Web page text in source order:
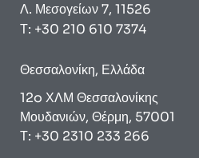
Λ. Μεσογείων 7, 11526
Τ: +30 210 610 7374
Θεσσαλονίκη, Ελλάδα
12o ΧΛΜ Θεσσαλονίκης
Μουδανιών, Θέρμη, 57001
Τ: +30 2310 233 266